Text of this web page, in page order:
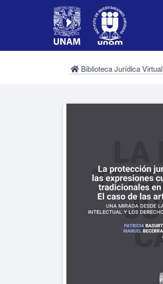
Biblioteca Jurídica Virtual